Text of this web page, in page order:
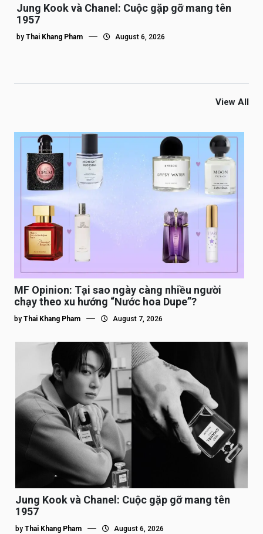
Jung Kook và Chanel: Cuộc gặp gỡ mang tên
1957
by Thai Khang Pham August 6, 2026
View All
MF Opinion: Tại sao ngày càng nhiều người
chạy theo xu hướng “Nước hoa Dupe”?
by Thai Khang Pham August 7, 2026
Jung Kook và Chanel: Cuộc gặp gỡ mang tên
1957
by Thai Khang Pham August 6, 2026